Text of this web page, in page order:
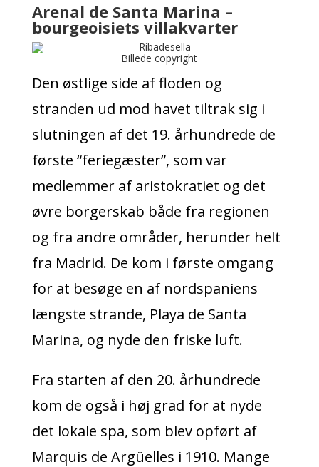
Arenal de Santa Marina –
bourgeoisiets villakvarter
Billede copyright
Den østlige side af floden og
stranden ud mod havet tiltrak sig i
slutningen af det 19. århundrede de
første “feriegæster”, som var
medlemmer af aristokratiet og det
øvre borgerskab både fra regionen
og fra andre områder, herunder helt
fra Madrid. De kom i første omgang
for at besøge en af nordspaniens
længste strande, Playa de Santa
Marina, og nyde den friske luft.
Fra starten af den 20. århundrede
kom de også i høj grad for at nyde
det lokale spa, som blev opført af
Marquis de Argüelles i 1910. Mange